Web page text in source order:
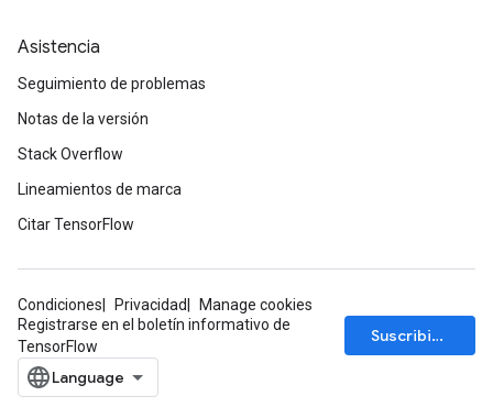
Asistencia
Seguimiento de problemas
Notas de la versión
Stack Overflow
Lineamientos de marca
Citar TensorFlow
Condiciones Privacidad
Manage cookies
Registrarse en el boletín informativo de
TensorFlow
Suscribirse